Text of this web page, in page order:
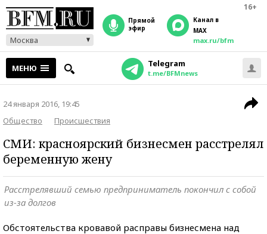
16+
Москва
прямой
эфир
Канал в
MAX
max.ru/bfm
МЕНЮ Telegram
t.me/BFMnews
24 января 2016, 19:45
Общество
Происшествия
СМИ: красноярский бизнесмен расстрелял
беременную жену
Расстрелявший семью предприниматель покончил с собой
из-за долгов
Обстоятельства кровавой расправы бизнесмена над